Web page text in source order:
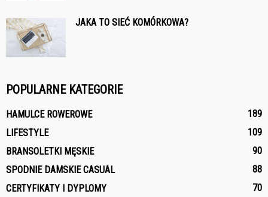
JAKA TO SIEĆ KOMÓRKOWA?
POPULARNE KATEGORIE
HAMULCE ROWEROWE
189
LIFESTYLE
109
BRANSOLETKI MĘSKIE
90
SPODNIE DAMSKIE CASUAL
88
CERTYFIKATY I DYPLOMY
70